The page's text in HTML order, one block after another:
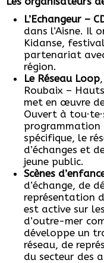
L’Echangeur –
dans l’Aisne. Il
Kidanse,
partenariat
région.
Le Réseau Loop
Roubaix –
met en œuvre
Ouvert à
programmation
spécifique, le
d’échanges et
jeune public.
Scènes
d’échange, de
représentation
est active sur
d’outre-mer
développe un
réseau, de
du secteur des